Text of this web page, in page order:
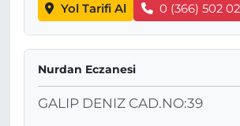
Yol Tarifi Al 0 (366) 502
Nurdan Eczanesi
GALIP DENIZ CAD.NO:39